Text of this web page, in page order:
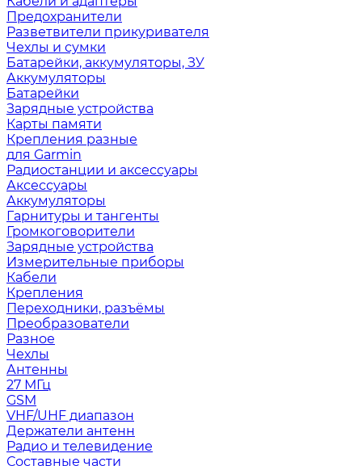
Предохранители
Разветвители прикуривателя
Чехлы и сумки
Батарейки, аккумуляторы, ЗУ
Аккумуляторы
Батарейки
Зарядные устройства
Карты памяти
Крепления разные
для Garmin
Радиостанции и аксессуары
Аксессуары
Аккумуляторы
Гарнитуры и тангенты
Громкоговорители
Зарядные устройства
Измерительные приборы
Кабели
Крепления
Переходники, разъёмы
Преобразователи
Разное
Чехлы
Антенны
27 МГц
GSM
VHF/UHF диапазон
Держатели антенн
Радио и телевидение
Составные части